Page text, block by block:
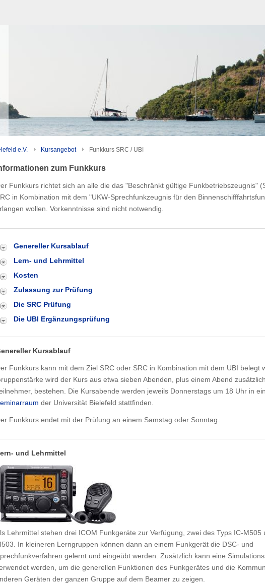
e.V. Kursangebot Funkkurs SRC / UBI
zum Funkkurs
Funkkurs richtet sich an alle die das "Beschränkt gültige Funkbetriebszeugnis"
in Kombination mit dem "UKW-Sprechfunkzeugnis für den
wollen. Vorkenntnisse sind nicht notwendig.
Genereller Kursablauf
Lern- und Lehrmittel
Kosten
Zulassung zur Prüfung
Die SRC Prüfung
Die UBI Ergänzungsprüfung
Kursablauf
Funkkurs kann mit dem Ziel SRC oder SRC in Kombination mit dem UBI belegt
wird der Kurs aus etwa sieben Abenden, plus einem Abend
bestehen. Die Kursabende werden jeweils Donnerstags um 18 Uhr in
der Universität Bielefeld stattfinden.
Funkkurs endet mit der Prüfung an einem Samstag oder Sonntag.
und Lehrmittel
Lehrmittel stehen drei ICOM Funkgeräte zur Verfügung, zwei des Typs IC-M505
In kleineren Lerngruppen können dann an einem Funkgerät die DSC- und
gelernt und eingeübt werden. Zusätzlich kann eine
werden, um die generellen Funktionen des Funkgerätes und die
Geräten der ganzen Gruppe auf dem Beamer zu zeigen.